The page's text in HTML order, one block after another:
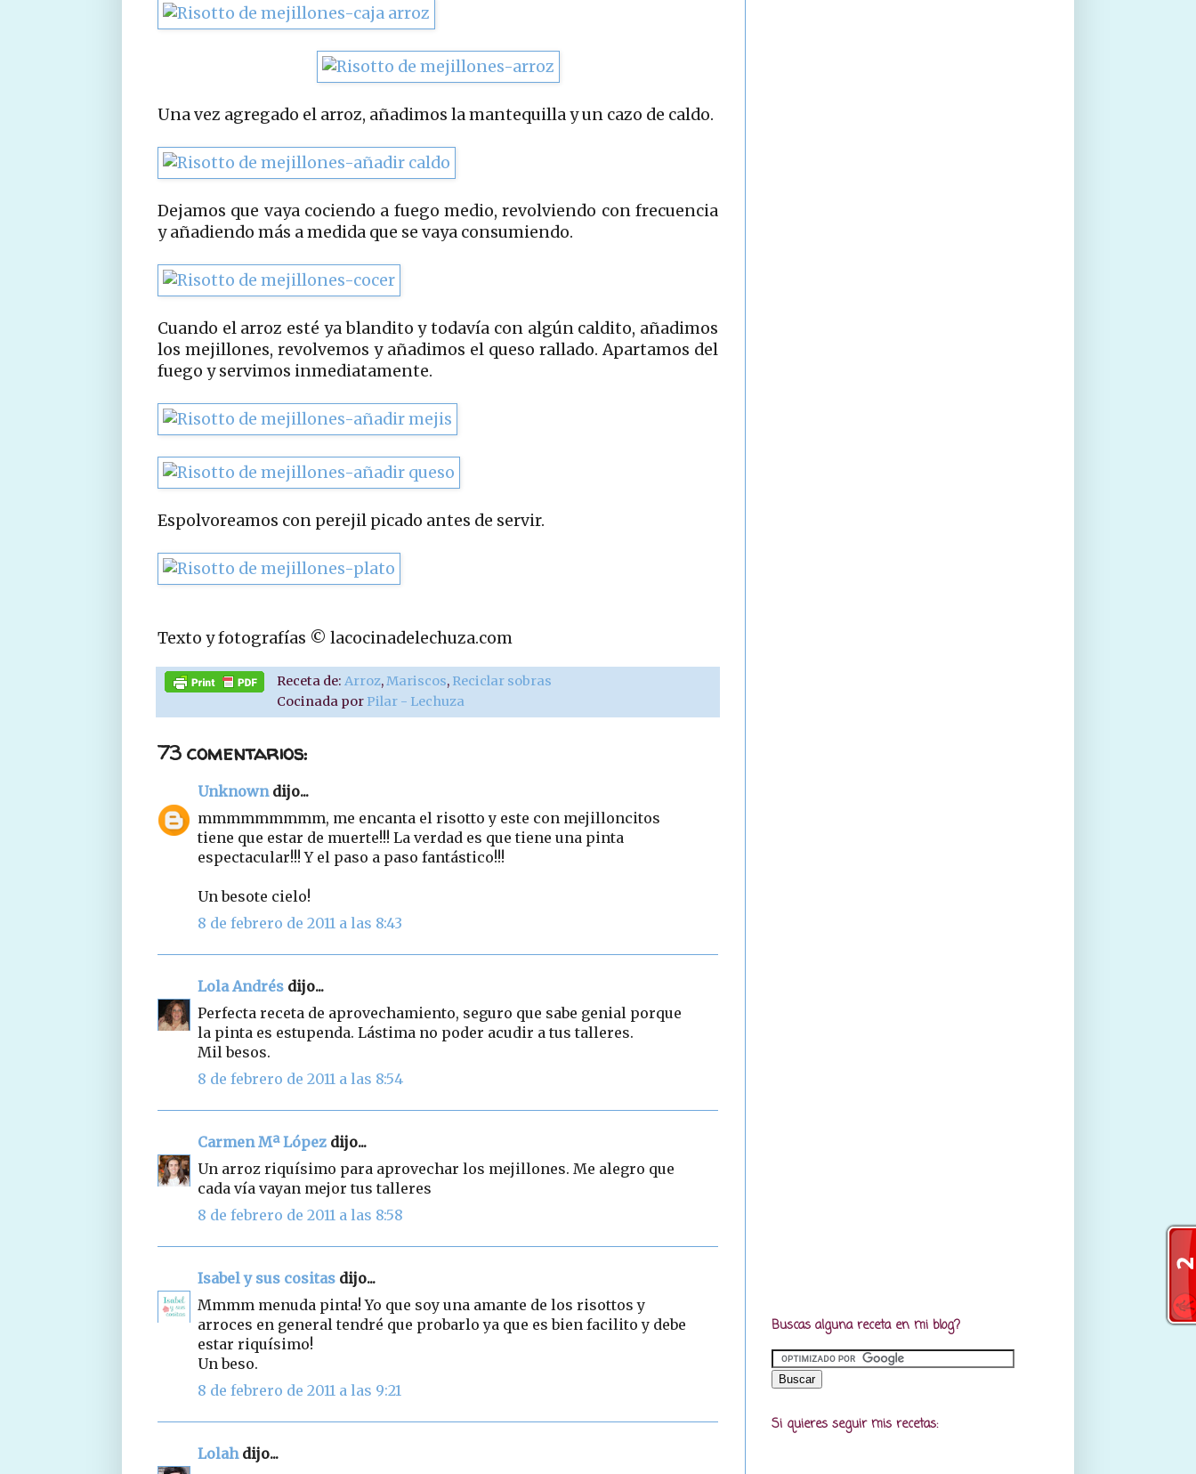
Una vez agregado el arroz, añadimos la mantequilla y un cazo de caldo.
Dejamos que vaya cociendo a fuego medio, revolviendo con frecuencia
y añadiendo más a medida que se vaya consumiendo.
Cuando el arroz esté ya blandito y todavía con algún caldito, añadimos
los mejillones, revolvemos y añadimos el queso rallado. Apartamos del
fuego y servimos inmediatamente.
Espolvoreamos con perejil picado antes de servir.
Texto y fotografías © lacocinadelechuza.com
Receta de:Arroz,Mariscos, Reciclar sobras
Cocinada por Pilar - Lechuza
73 comentarios:
Unknowndijo...
mmmmmmmmm, me encanta el risotto y este con mejilloncitos
tiene que estar de muerte!!! La verdad es que tiene una pinta
espectacular!!! Y el paso a paso fantástico!!!
Un besote cielo!
8 de febrero de 2011 a las 8:43
Lola Andrés dijo...
Perfecta receta de aprovechamiento, seguro que sabe genial porque
la pinta es estupenda. Lástima no poder acudir a tus talleres.
Mil besos.
8 de febrero de 2011 a las 8:54
Carmen Mª López dijo...
Un arroz riquísimo para aprovechar los mejillones. Me alegro que
cada vía vayan mejor tus talleres
8 de febrero de 2011 a las 8:58
Isabel y sus cositas dijo...
Mmmm menuda pinta! Yo que soy una amante de los risottos y
arroces en general tendré que probarlo ya que es bien facilito y debe
estar riquísimo!
Un beso.
8 de febrero de 2011 a las 9:21
Lolahdijo...
Buscas alguna receta en mi blog?
Si quieres seguir mis recetas: